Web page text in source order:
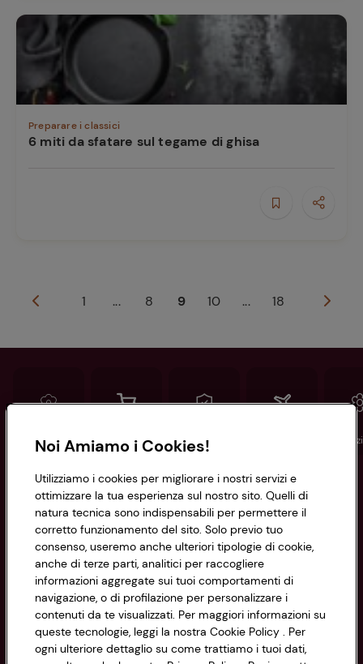
Preparare i classici
6 miti da sfatare sul tegame di ghisa
1 ... 8 9 10 ... 18
Conad Spesa online Assicurazioni
Informazioni
Privacy Policy
Cookie Policy
Impostazioni Cookie
Accessibilità
CONAD SOCIETÀ COOPERATIVA
Via Michelino, 59 | 40127 BOLOGNA
Codice Fiscale e Registro Imprese
di Bologna 00865960157
PARTITA IVA 03320960374
Noi Amiamo i Cookies!
Utilizziamo i cookies per migliorare i nostri servizi e
ottimizzare la tua esperienza sul nostro sito. Quelli di
natura tecnica sono indispensabili per permettere il
corretto funzionamento del sito. Solo previo tuo
consenso, useremo anche ulteriori tipologie di cookie,
anche di terze parti, analitici per raccogliere
informazioni aggregate sui tuoi comportamenti di
navigazione, o di profilazione per personalizzare i
contenuti da te visualizzati. Per maggiori informazioni su
queste tecnologie, leggi la nostra Cookie Policy . Per
ogni ulteriore dettaglio su come trattiamo i tuoi dati,